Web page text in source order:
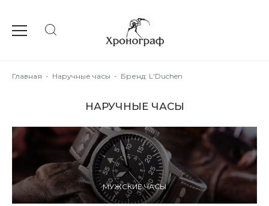
Главная - Наручные часы - Бренд: L'Duchen
НАРУЧНЫЕ ЧАСЫ
МУЖСКИЕ ЧАСЫ